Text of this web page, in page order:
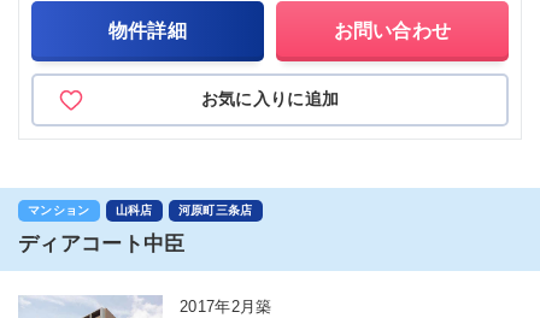
物件詳細 お問い合わせ
お気に入りに追加
マンション 山科店 河原町三条店
ディアコート中臣
2017年2月築